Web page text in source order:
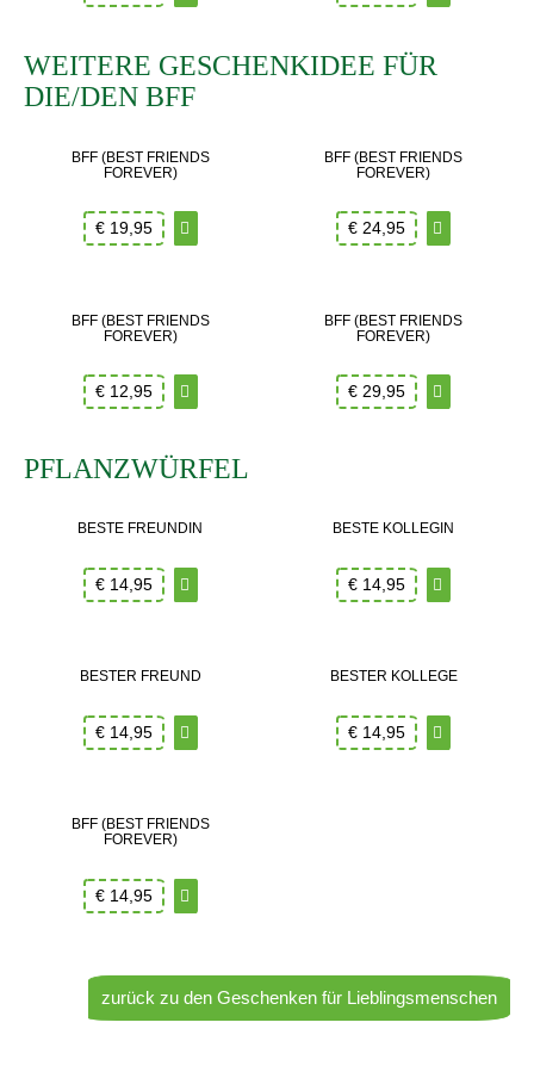
WEITERE GESCHENKIDEE FÜR
DIE/DEN BFF
BFF (BEST FRIENDS
FOREVER)
€19,95
BFF (BEST FRIENDS
FOREVER)
€ 24,95
BFF (BEST FRIENDS
FOREVER)
€12,95
BFF (BEST FRIENDS
FOREVER)
€ 29,95
PFLANZWÜRFEL
BESTE FREUNDIN
€14,95
BESTE KOLLEGIN
€ 14,95
BESTER FREUND
€14,95
BESTER KOLLEGE
€ 14,95
BFF (BEST FRIENDS
FOREVER)
€14,95
zurück zu den Geschenken für Lieblingsmenschen